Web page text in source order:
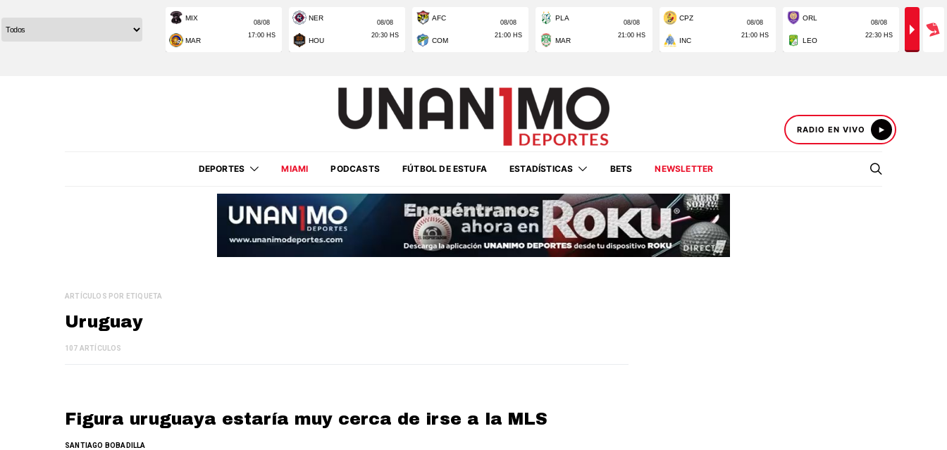
RADIO EN VIVO
DEPORTES MIAMI PODCASTS FÚTBOL DE ESTUFA ESTADÍSTICAS BETS NEWSLETTER
ARTÍCULOS POR ETIQUETA
Uruguay
107 ARTÍCULOS
Figura uruguaya estaría muy cerca de irse a la MLS
SANTIAGO BOBADILLA